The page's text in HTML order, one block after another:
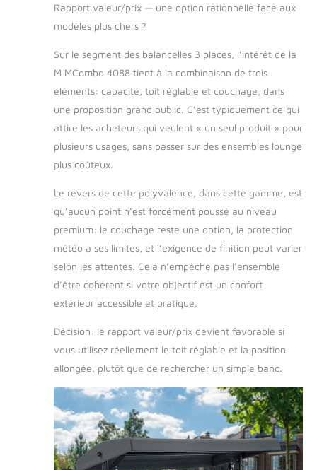
Rapport valeur/prix — une option rationnelle face aux
modèles plus chers ?
Sur le segment des balancelles 3 places, l’intérêt de la
M MCombo 4088 tient à la combinaison de trois
éléments: capacité, toit réglable et couchage, dans
une proposition grand public. C’est typiquement ce qui
attire les acheteurs qui veulent « un seul produit » pour
plusieurs usages, sans passer sur des ensembles lounge
plus coûteux.
Le revers de cette polyvalence, dans cette gamme, est
qu’aucun point n’est forcément poussé au niveau
premium: le couchage reste une option, la protection
météo a ses limites, et l’exigence de finition peut varier
selon les attentes. Cela n’empêche pas l’ensemble
d’être cohérent si votre objectif est un confort
extérieur accessible et pratique.
Décision: le rapport valeur/prix devient favorable si
vous utilisez réellement le toit réglable et la position
allongée, plutôt que de rechercher un simple banc.